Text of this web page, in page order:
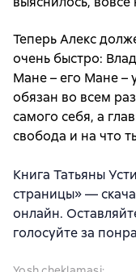
Теперь Алекс
очень быстро:
Мане – его Мане –
обязан во всем
самого себя, а
свобода и на что
Книга Татьяны
страницы» —
онлайн.
голосуйте за